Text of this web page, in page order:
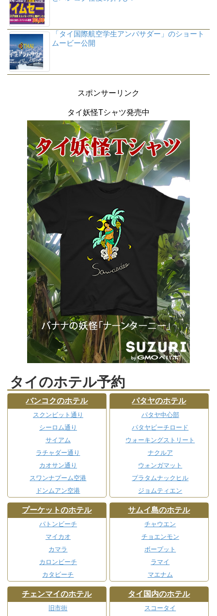
「タイ国際航空学生アンバサダー」のショート
ムービー公開
スポンサーリンク
タイ妖怪Tシャツ発売中
タイのホテル予約
バンコクのホテル
スクンビット通り
シーロム通り
サイアム
ラチャダー通り
カオサン通り
スワンナプーム空港
ドンムアン空港
パタヤのホテル
パタヤ中心部
パタヤビーチロード
ウォーキングストリート
ナクルア
ウォンガマット
プラタムナックヒル
ジョムティエン
プーケットのホテル
パトンビーチ
マイカオ
カマラ
カロンビーチ
カタビーチ
サムイ島のホテル
チャウエン
チョエンモン
ボープット
ラマイ
マエナム
チェンマイのホテル
旧市街
タイ国内のホテル
スコータイ